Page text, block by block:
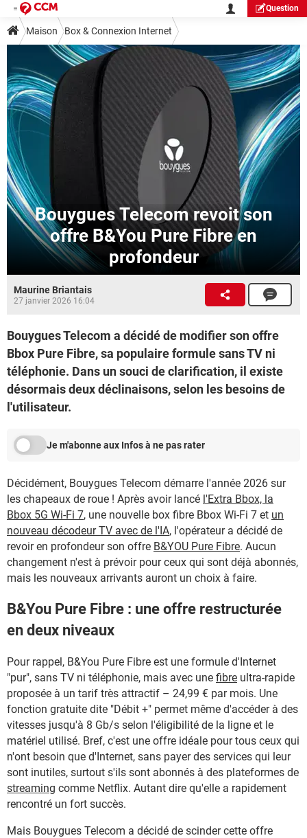
Question
Maison Box & Connexion Internet
Bouygues Telecom revoit son
offre B&You Pure Fibre en
profondeur
Maurine Briantais
27 janvier 2026 16:04
Bouygues Telecom a décidé de modifier son offre
Bbox Pure Fibre, sa populaire formule sans TV ni
téléphonie. Dans un souci de clarification, il existe
désormais deux déclinaisons, selon les besoins de
l'utilisateur.
Je m'abonne aux Infos à ne pas rater
Décidément, Bouygues Telecom démarre l'année 2026 sur
les chapeaux de roue ! Après avoir lancé l'Extra Bbox, la
Bbox 5G Wi-Fi 7, une nouvelle box fibre Bbox Wi-Fi 7 et un
nouveau décodeur TV avec de l'IA, l'opérateur a décidé de
revoir en profondeur son offre B&YOU Pure Fibre. Aucun
changement n'est à prévoir pour ceux qui sont déjà abonnés,
mais les nouveaux arrivants auront un choix à faire.
B&You Pure Fibre : une offre restructurée
en deux niveaux
Pour rappel, B&You Pure Fibre est une formule d'Internet
"pur", sans TV ni téléphonie, mais avec une fibre ultra-rapide
proposée à un tarif très attractif – 24,99 € par mois. Une
fonction gratuite dite "Débit +" permet même d'accéder à des
vitesses jusqu'à 8 Gb/s selon l'éligibilité de la ligne et le
matériel utilisé. Bref, c'est une offre idéale pour tous ceux qui
n'ont besoin que d'Internet, sans payer des services qui leur
sont inutiles, surtout s'ils sont abonnés à des plateformes de
streaming comme Netflix. Autant dire qu'elle a rapidement
rencontré un fort succès.
Mais Bouygues Telecom a décidé de scinder cette offre